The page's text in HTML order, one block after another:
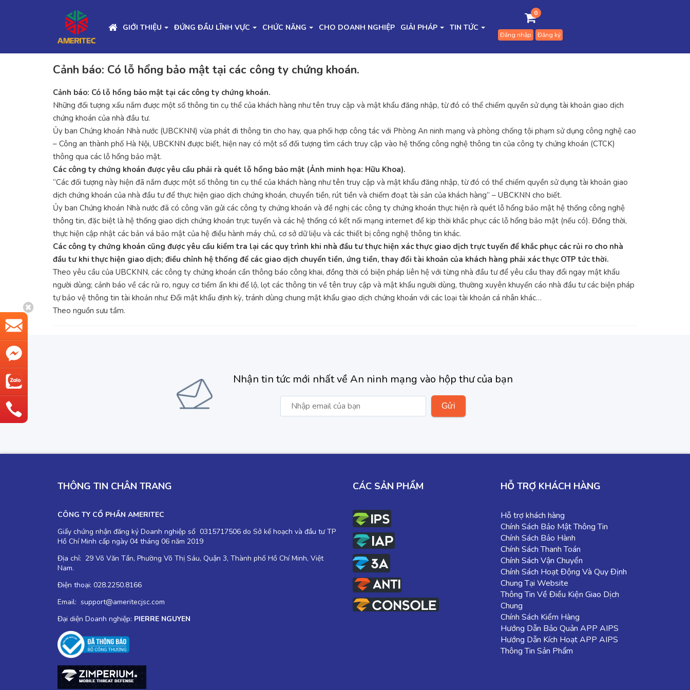
GIỚI THIỆU ĐỨNG ĐẦU LĨNH VỰC CHỨC NĂNG CHO DOANH NGHIỆP GIẢI PHÁP TIN TỨC
0
Đăng nhập Đăng ký
Cảnh báo: Có lỗ hổng bảo mật tại các công ty chứng khoán.
Cảnh báo: Có lỗ hổng bảo mật tại các công ty chứng khoán.
Những đối tượng xấu nắm được một số thông tin cụ thể của khách hàng như tên truy cập và mật khẩu đăng nhập, từ đó có thể chiếm quyền sử dụng tài khoản giao dịch
chứng khoán của nhà đầu tư.
Ủy ban Chứng khoán Nhà nước (UBCKNN) vừa phát đi thông tin cho hay, qua phối hợp công tác với Phòng An ninh mạng và phòng chống tội phạm sử dụng công nghệ cao
– Công an thành phố Hà Nội, UBCKNN được biết, hiện nay có một số đối tượng tìm cách truy cập vào hệ thống công nghệ thông tin của công ty chứng khoán (CTCK)
thông qua các lỗ hổng bảo mật.
Các công ty chứng khoán được yêu cầu phải rà quét lỗ hổng bảo mật (Ảnh minh họa: Hữu Khoa).
“Các đối tượng này hiện đã nắm được một số thông tin cụ thể của khách hàng như tên truy cập và mật khẩu đăng nhập, từ đó có thể chiếm quyền sử dụng tài khoản giao
dịch chứng khoán của nhà đầu tư để thực hiện giao dịch chứng khoán, chuyển tiền, rút tiền và chiếm đoạt tài sản của khách hàng” – UBCKNN cho biết.
Ủy ban Chứng khoán Nhà nước đã có công văn gửi các công ty chứng khoán và đề nghị các công ty chứng khoán thực hiện rà quét lỗ hổng bảo mật hệ thống công nghệ
thông tin, đặc biệt là hệ thống giao dịch chứng khoán trực tuyến và các hệ thống có kết nối mạng internet để kịp thời khắc phục các lỗ hổng bảo mật (nếu có). Đồng thời,
thực hiện cập nhật các bản vá bảo mật của hệ điều hành máy chủ, cơ sở dữ liệu và các thiết bị công nghệ thông tin khác.
Các công ty chứng khoán cũng được yêu cầu kiểm tra lại các quy trình khi nhà đầu tư thực hiện xác thực giao dịch trực tuyến để khắc phục các rủi ro cho nhà
đầu tư khi thực hiện giao dịch; điều chỉnh hệ thống để các giao dịch chuyển tiền, ứng tiền, thay đổi tài khoản của khách hàng phải xác thực OTP tức thời.
Theo yêu cầu của UBCKNN, các công ty chứng khoán cần thông báo công khai, đồng thời có biện pháp liên hệ với từng nhà đầu tư để yêu cầu thay đổi ngay mật khẩu
người dùng; cảnh báo về các rủi ro, nguy cơ tiềm ẩn khi để lộ, lọt các thông tin về tên truy cập và mật khẩu người dùng, thường xuyên khuyến cáo nhà đầu tư các biện pháp
tự bảo vệ thông tin tài khoản như: Đổi mật khẩu định kỳ, tránh dùng chung mật khẩu giao dịch chứng khoán với các loại tài khoản cá nhân khác…
Theo nguồn sưu tầm.
Nhận tin tức mới nhất về An ninh mạng vào hộp thư của bạn
THÔNG TIN CHÂN TRANG
CÔNG TY CỔ PHẦN AMERITEC
Giấy chứng nhận đăng ký Doanh nghiệp số 0315717506 do Sở kế hoạch và đầu tư TP
Hồ Chí Minh cấp ngày 04 tháng 06 năm 2019
Địa chỉ: 29 Võ Văn Tần, Phường Võ Thị Sáu, Quận 3, Thành phố Hồ Chí Minh, Việt
Nam.
Điện thoại: 028.2250.8166
Email: support@ameritecjsc.com
Đại diện Doanh nghiệp: PIERRE NGUYEN
CÁC SẢN PHẨM HỖ TRỢ KHÁCH HÀNG
Hỗ trợ khách hàng
Chính Sách Bảo Mật Thông Tin
Chính Sách Bảo Hành
Chính Sách Thanh Toán
Chính Sách Vận Chuyển
Chính Sách Hoạt Động Và Quy Định
Chung Tại Website
Thông Tin Về Điều Kiện Giao Dịch
Chung
Chính Sách Kiểm Hàng
Hướng Dẫn Bảo Quản APP AIPS
Hướng Dẫn Kích Hoạt APP AIPS
Thông Tin Sản Phẩm